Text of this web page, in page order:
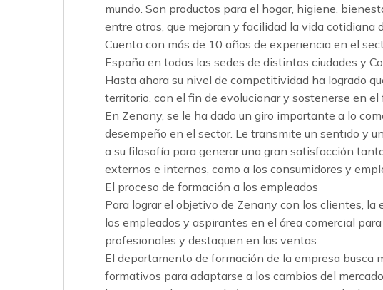
mundo. Son productos para el hogar, higiene,
entre otros, que mejoran y facilidad la vida cotidiana
Cuenta con más de 10 años de experiencia en el
España en todas las sedes de distintas ciudades y
Hasta ahora su nivel de competitividad ha logrado
territorio, con el fin de evolucionar y sostenerse en el
En Zenany, se le ha dado un giro importante a lo
desempeño en el sector. Le transmite un sentido y
a su filosofía para generar una gran satisfacción
externos e internos, como a los consumidores y
El proceso de formación a los empleados
Para lograr el objetivo de Zenany con los clientes, la
los empleados y aspirantes en el área comercial
profesionales y destaquen en las ventas.
El departamento de formación de la empresa busca
formativos para adaptarse a los cambios del